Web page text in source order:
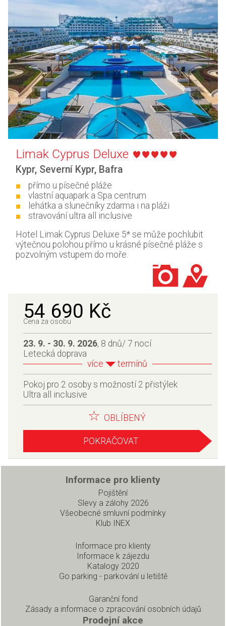
Limak Cyprus Deluxe
Kypr, Severní Kypr, Bafra
přímo u písečné pláže
vlastní aquapark a Spa centrum
lehátka a slunečníky zdarma i na pláži
stravování ultra all inclusive
Hotel Limak Cyprus Deluxe 5* se může pochlubit
výtečnou polohou přímo u krásné písečné pláže s
pozvolným vstupem do moře.
54 690 Kč
Cena za osobu
23. 9. - 30. 9. 2026, 8 dnů/ 7 nocí
Letecká doprava
více
termínů
Pokoj pro 2 osoby s možností 2 přistýlek
Ultra all inclusive
OBLÍBENÝ
POKRAČOVAT
Informace pro klienty
Pojištění
Slevy a zálohy 2026
Všeobecné smluvní podmínky
Klub INEX
Informace pro klienty
Informace k zájezdu
Katalogy 2020
Go parking - parkování u letiště
Garanční fond
Zásady a informace o zpracování osobních údajů
Prodejní akce